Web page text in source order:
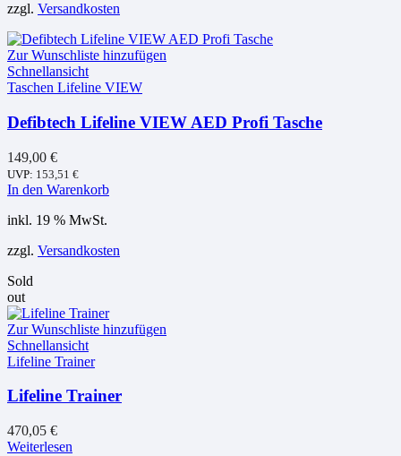
zzgl. Versandkosten
Zur Wunschliste hinzufügen
Schnellansicht
Taschen Lifeline VIEW
Defibtech Lifeline VIEW AED Profi Tasche
149,00 €
UVP: 153,51 €
In den Warenkorb
inkl. 19 % MwSt.
zzgl. Versandkosten
Sold
out
Zur Wunschliste hinzufügen
Schnellansicht
Lifeline Trainer
Lifeline Trainer
470,05 €
Weiterlesen